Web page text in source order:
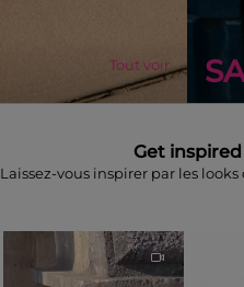
Tout voir
Get inspired
Laissez-vous inspirer par les